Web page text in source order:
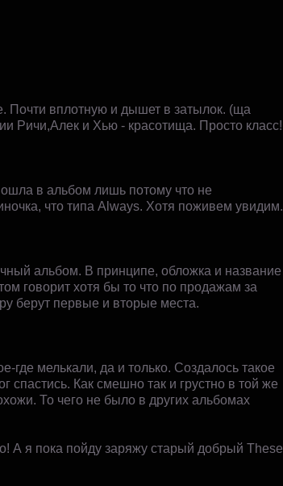
Почти вплотную и дышет в затылок. (ща
Ричи,Алек и Хью - красотища. Просто класс!
в альбом лишь потому что не
что типа Always. Хотя поживем увидим.
альбом. В принципе, обложка и название
говорит хотя бы то что по продажам за
берут первые и вторые места.
мелькали, да и только. Создалось такое
спастись. Как смешно так и грустно в той же
То чего не было в других альбомах
А я пока пойду заряжу старый добрый These